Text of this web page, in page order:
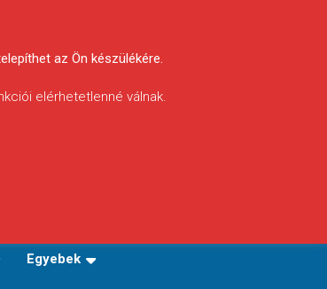
Egyebek
az Ön készülékére.
elérhetetlenné válnak.